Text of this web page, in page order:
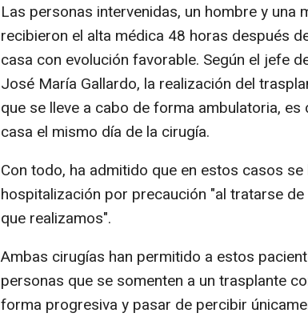
Las personas intervenidas, un hombre y una
recibieron el alta médica 48 horas después
casa con evolución favorable. Según el jefe
José María Gallardo, la realización del
que se lleve a cabo de forma ambulatoria, es
casa el mismo día de la cirugía.
Con todo, ha admitido que en estos casos
hospitalización por precaución "al tratarse
que realizamos".
Ambas cirugías han permitido a estos
personas que se somenten a un trasplante
forma progresiva y pasar de percibir